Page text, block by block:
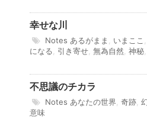
幸せな川
Notes あるがまま いまここ
になる
引き寄せ 無為自然 神秘
不思議のチカラ
Notes あなたの世界 奇跡
意味